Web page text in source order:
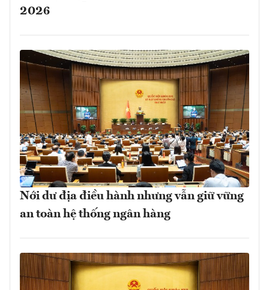
2026
Nới dư địa điều hành nhưng vẫn giữ vững
an toàn hệ thống ngân hàng